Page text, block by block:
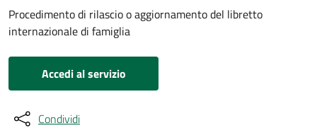
Procedimento di rilascio o aggiornamento del libretto
internazionale di famiglia
Accedi al servizio
Condividi